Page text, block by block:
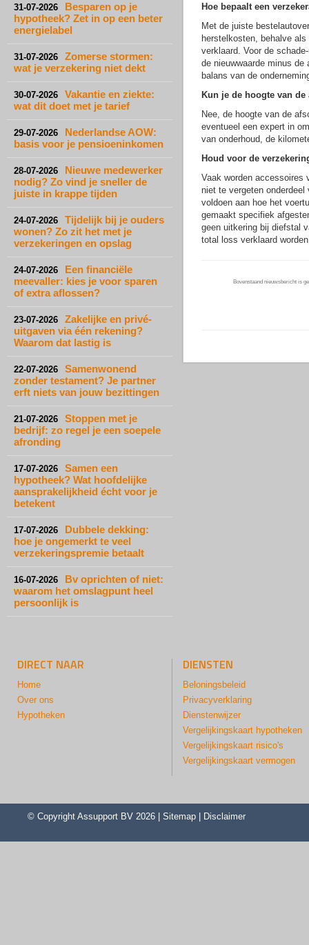
31-07-2026
Besparen op je
hypotheek? Zet in op een beter
energielabel
31-07-2026
Zomerse stormen:
wat je verzekering niet dekt
30-07-2026
Vakantie en ziekte:
wat dit doet met je tarief
29-07-2026
Nederlandse AOW:
basis voor je pensioeninkomen
28-07-2026
Nieuwe medewerker
nodig? Zo vind je sneller de
juiste in krappe tijden
24-07-2026
Tijdelijk bij je ouders
wonen? Zo zit het met je
verzekeringen en opslag
24-07-2026
Een financiële
meevaller: kies je voor sparen
of extra aflossen?
23-07-2026
Zakelijke en privé-
uitgaven via één rekening?
Waarom dat lastig is
22-07-2026
Samenwonend
zonder testament? Je partner
erft niets van jouw bezittingen
21-07-2026
Stoppen met je
bedrijf: zo regel je een soepele
afronding
17-07-2026
Samen een
hypotheek? Wat hoofdelijke
aansprakelijkheid écht voor je
betekent
17-07-2026
Dubbele dekking:
hoe je ongemerkt te veel
verzekeringspremie betaalt
16-07-2026
Bv oprichten of niet:
waarom het omslagpunt heel
persoonlijk is
Hoe bepaalt een
Met de juiste
herstelkosten, behalve
verklaard. Voor de
de nieuwwaarde minus
balans van de
Kun je de hoogte van
Nee, de hoogte van de
eventueel een expert in
van onderhoud, de
Houd voor de
Vaak worden accessoires
niet te vergeten onderdeel
voldoen aan hoe het
gemaakt specifiek
geen uitkering bij diefstal
total loss verklaard
Bovenstaand nieuwsbericht is
DIRECT NAAR
Home
Over ons
Hypotheken
DIENSTEN
Beloningsbeleid
Privacyverklaring
Dienstenwijzer
Vergelijkingskaart hypotheken
Vergelijkingskaart risico's
Vergelijkingskaart vermogen
© Copyright Assupport BV 2026 | Sitemap Disclaimer